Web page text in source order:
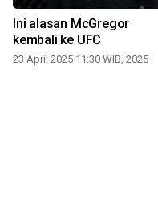
Ini alasan McGregor
kembali ke UFC
23 April 2025 11:30 WIB, 2025